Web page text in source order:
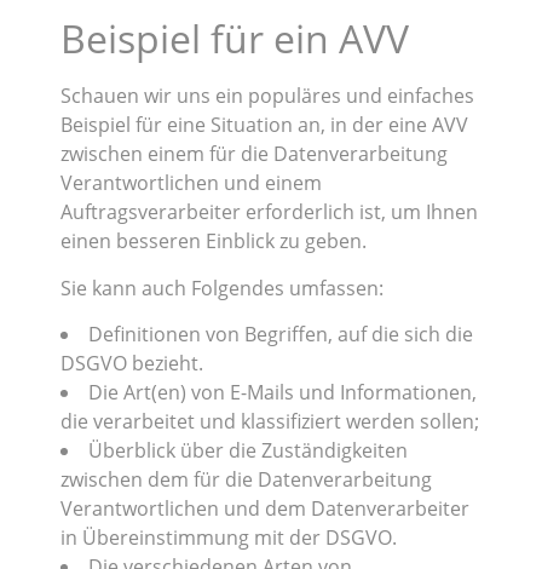
Beispiel für ein AVV
Schauen wir uns ein populäres und einfaches
Beispiel für eine Situation an, in der eine AVV
zwischen einem für die Datenverarbeitung
Verantwortlichen und einem
Auftragsverarbeiter erforderlich ist, um Ihnen
einen besseren Einblick zu geben.
Sie kann auch Folgendes umfassen:
Definitionen von Begriffen, auf die sich die
DSGVO bezieht.
Die Art(en) von E-Mails und Informationen,
die verarbeitet und klassifiziert werden sollen;
Überblick über die Zuständigkeiten
zwischen dem für die Datenverarbeitung
Verantwortlichen und dem Datenverarbeiter
in Übereinstimmung mit der DSGVO.